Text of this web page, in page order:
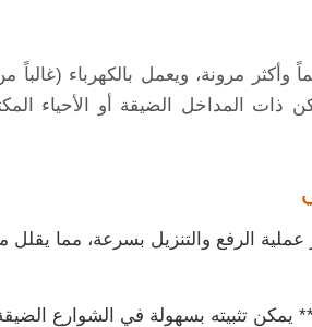
مرونة، ويعمل بالكهرباء (غالباً
ذات المداخل الضيقة أو الأحياء
الرفع والتنزيل بسرعة، مما يقلل
يمكن تثبيته بسهولة في الشوارع